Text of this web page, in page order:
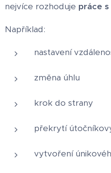
nejvíce rozhoduje práce
Například:
nastavení
změna úhlu
krok do strany
překrytí
vytvoření